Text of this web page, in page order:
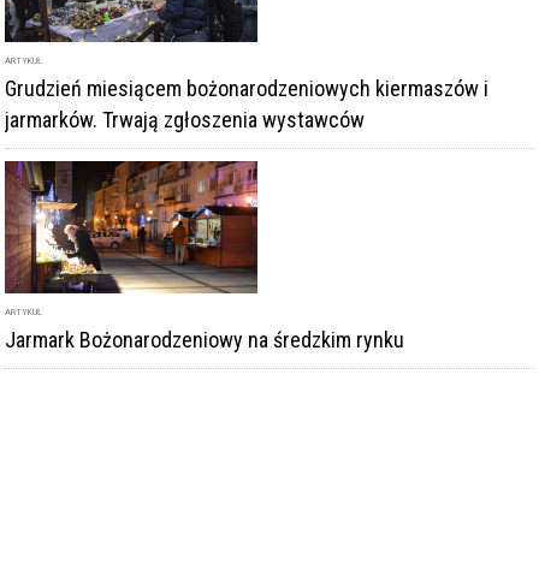
ARTYKUŁ
Grudzień miesiącem bożonarodzeniowych kiermaszów i
jarmarków. Trwają zgłoszenia wystawców
ARTYKUŁ
Jarmark Bożonarodzeniowy na średzkim rynku